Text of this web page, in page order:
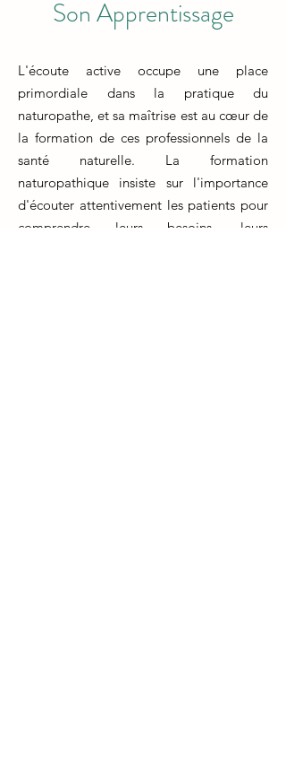
Son Apprentissage
L'écoute active occupe une place
primordiale dans la pratique du
naturopathe, et sa maîtrise est au cœur de
la formation de ces professionnels de la
santé naturelle. La formation
naturopathique insiste sur l'importance
d'écouter attentivement les patients pour
comprendre leurs besoins, leurs